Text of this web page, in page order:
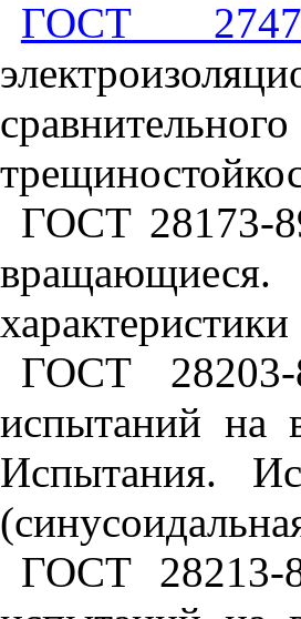
ГОСТ
ГОСТ 28173-
характеристики
ГОСТ
испытаний на
Испытания.
ГОСТ 28213-